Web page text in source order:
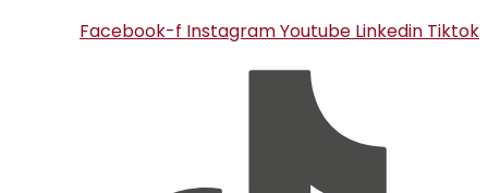
Facebook-f InstagramYoutube Linkedin Tiktok